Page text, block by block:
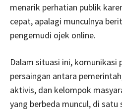
menarik perhatian publik
cepat, apalagi munculnya
pengemudi ojek online.
Dalam situasi ini, komunikasi
persaingan antara
aktivis, dan kelompok
yang berbeda muncul, di satu